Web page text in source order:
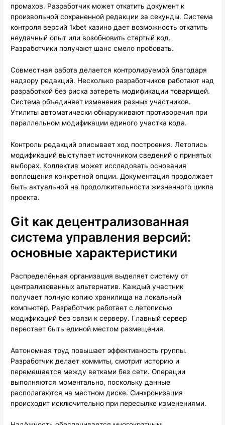
промахов. Разработчик может откатить документ к
произвольной сохраненной редакции за секунды. Система
контроля версий 1xbet казино дает возможность откатить
неудачный опыт или возобновить стертый код.
Разработчики получают шанс смело пробовать.
Совместная работа делается контролируемой благодаря
надзору редакций. Несколько разработчиков работают над
разработкой без риска затереть модификации товарищей.
Система объединяет изменения разных участников.
Утилиты автоматически обнаруживают противоречия при
параллельном модификации единого участка кода.
Контроль редакций описывает ход построения. Летопись
модификаций выступает источником сведений о принятых
выборах. Коллектив может исследовать основания
воплощения конкретной опции. Документация продолжает
быть актуальной на продолжительности жизненного цикла
проекта.
Git как децентрализованная
система управления версий:
основные характеристики
Распределённая организация выделяет систему от
централизованных альтернатив. Каждый участник
получает полную копию хранилища на локальный
компьютер. Разработчик работает с летописью
модификаций без связи к серверу. Главный сервер
перестает быть единой местом размещения.
Автономная труд повышает эффективность группы.
Разработчик делает коммиты, смотрит историю и
перемещается между ветками без сети. Операции
выполняются моментально, поскольку данные
располагаются на местном диске. Синхронизация
происходит исключительно при пересылке изменениями.